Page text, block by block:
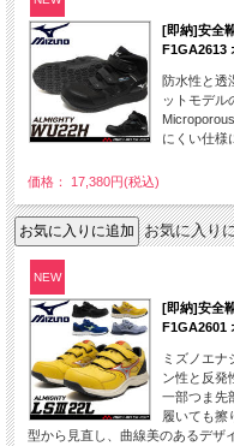
[即納]安全
F1GA2613
防水性と透
ットモデル
にくい仕様
価格： 17,380円(税込)
お気に入り
NEW
[即納]安全
F1GA2601
ミズノエナ
ン性と反発
一部つま先
履いても擦
型から見直し、曲線美のあるデザ